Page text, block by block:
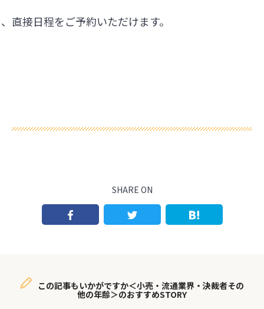
直接日程をご予約いただけます。
SHARE ON
この記事もいかがですか＜小売・流通業界・決裁者その
他の年齢＞のおすすめSTORY